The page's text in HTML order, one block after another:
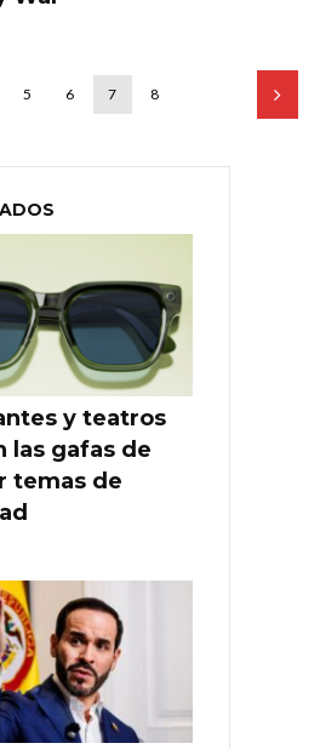
5 6 7 8
y teatros
las gafas de
temas de